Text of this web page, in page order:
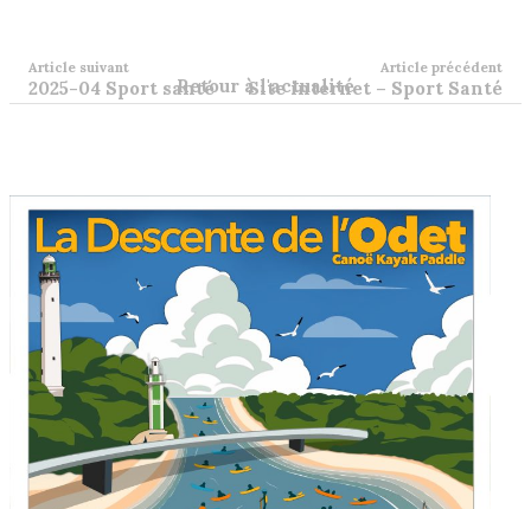
Article suivant
2025-04 Sport santé
Article précédent
Site internet – Sport Santé
Retour à l'actualité